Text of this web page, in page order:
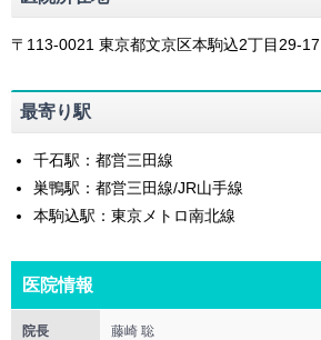
〒113-0021 東京都文京区本駒込2丁目29-17
最寄り駅
千石駅：都営三田線
巣鴨駅：都営三田線/JR山手線
本駒込駅：東京メトロ南北線
医院情報
院長 藤崎 聡